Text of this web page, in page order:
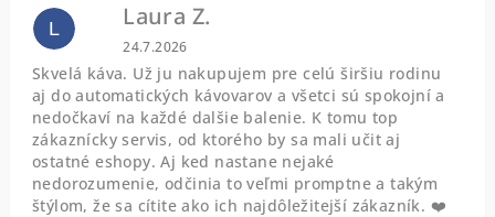
L Laura Z.
Hodnotenie obchodu je 5 z 5 hviezdičiek.
24.7.2026
Skvelá káva. Už ju nakupujem pre celú širšiu rodinu
aj do automatických kávovarov a všetci sú spokojní a
nedočkaví na každé dalšie balenie. K tomu top
zákaznícky servis, od ktorého by sa mali učit aj
ostatné eshopy. Aj ked nastane nejaké
nedorozumenie, odčinia to veľmi promptne a takým
štýlom, že sa cítite ako ich najdôležitejší zákazník. ❤️